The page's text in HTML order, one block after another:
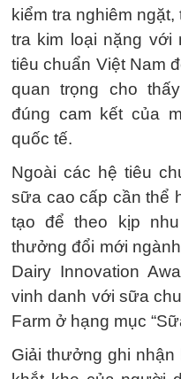
kiểm tra nghiêm
tra kim loại nặng với
tiêu chuẩn Việt Nam
quan trọng cho
đúng cam kết của
quốc tế.
Ngoài các hệ tiêu
sữa cao cấp cần thể
tạo để theo kịp
thưởng đổi mới
Dairy Innovation
vinh danh với sữa
Farm ở hạng mục
Giải thưởng ghi